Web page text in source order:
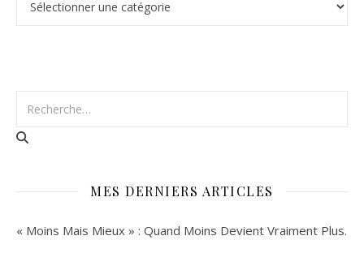
MES DERNIERS ARTICLES
« Moins Mais Mieux » : Quand Moins Devient Vraiment Plus.